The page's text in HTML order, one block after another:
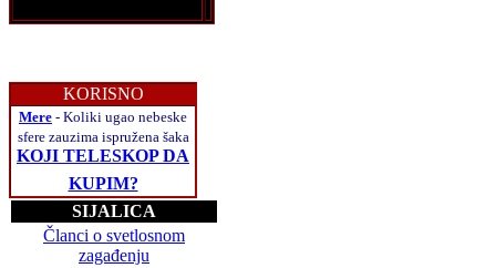
KORISNO
Mere - Koliki ugao nebeske
sfere zauzima ispružena šaka
KOJI TELESKOP DA
KUPIM?
SIJALICA
Članci o svetlosnom
zagađenju